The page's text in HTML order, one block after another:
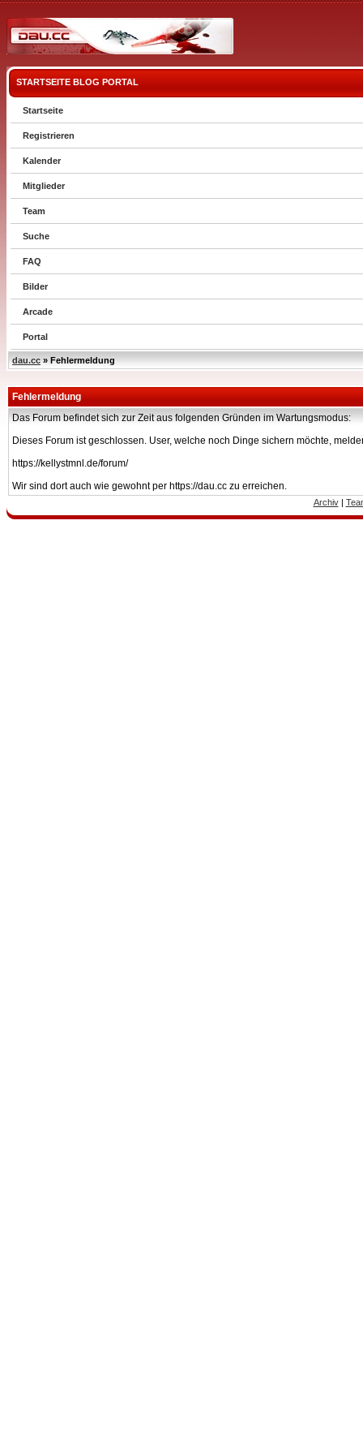
STARTSEITE BLOG PORTAL
Startseite
Registrieren
Kalender
Mitglieder
Team
Suche
FAQ
Bilder
Arcade
Portal
dau.cc » Fehlermeldung
Fehlermeldung
Das Forum befindet sich zur Zeit aus folgenden Gründen im Wartungsmodus:
Dieses Forum ist geschlossen. User, welche noch Dinge sichern möchte,
https://kellystmnl.de/forum/
Wir sind dort auch wie gewohnt per https://dau.cc zu erreichen.
Archiv|